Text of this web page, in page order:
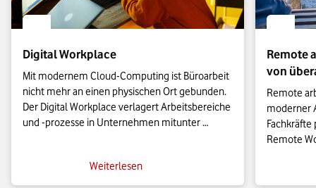
Digital Workplace
Mit modernem Cloud-Computing ist Büroarbeit
nicht mehr an einen physischen Ort gebunden.
Der Digital Workplace verlagert Arbeitsbereiche
und -prozesse in Unternehmen mitunter
Weiterlesen
Remote
von
Remote
moderner
Remote